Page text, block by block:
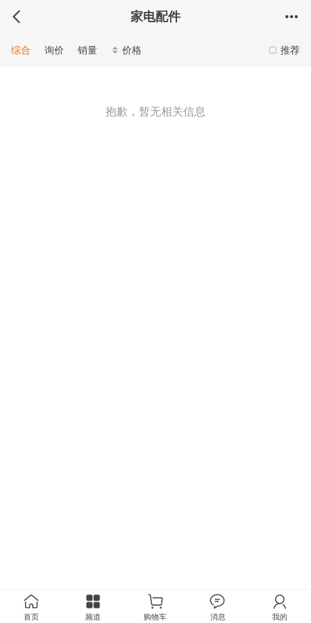
家电配件
推荐
综合 询价 销量 价格
抱歉，暂无相关信息
首页 频道 购物车 消息 我的